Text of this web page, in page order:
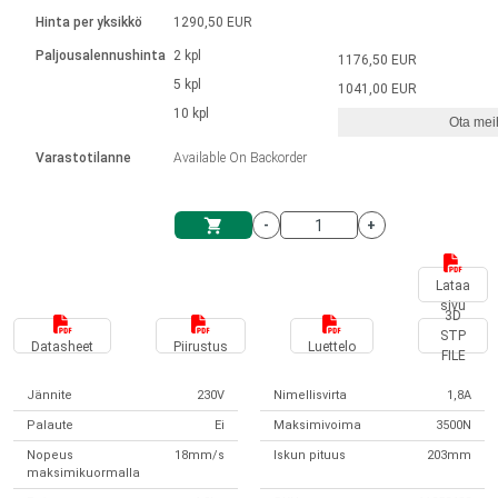
Yksikköjärjestelmä
Solenoidit
integroitu ohjain
Ø 28-42| 1-1400 rpm | <= 290 Ncm
Harjattomat tasavirtamoottorien
Harjatut DC-moottorin ajurit
DPWM-sarja
Askelmoottorien ajurit
Synchronous-Asynchronous | 1-4 toimilaitteelle
Synchronous-Asynchronous | 1-4 toimilaitteelle
Français (EUR)
Norsk (NOK)
Suomi (EUR)
Svenska (SEK)
Hinta per yksikkö
Paljousalennushinta
Varastotilanne
1290,50 EUR
2 kpl
5 kpl
10 kpl
Available On Backorder
1176,50 EUR
1041,00 EUR
Ota
- +
Lataa
sivu
Datasheet Piirustus Luettelo
3D
STP
FILE
Jännite 230V Nimellisvirta 1,8A
Palaute Ei Maksimivoima 3500N
Nopeus
maksimikuormalla
18mm/s Iskun pituus 203mm